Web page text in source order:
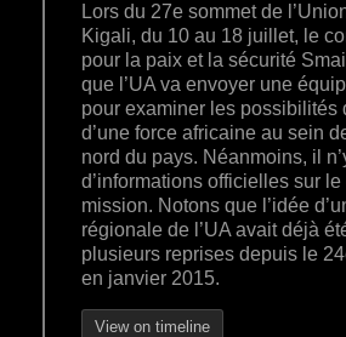
Lors du 27e sommet de
Kigali, du 10 au 18 juillet, le
pour la paix et la sécurité
que l’UA va envoyer une
pour examiner les possibilités
d’une force africaine au sein
nord du pays. Néanmoins, il
d’informations officielles sur
mission. Notons que l’idée
régionale de l’UA avait déjà
plusieurs reprises depuis le
en janvier 2015.
View on timeline